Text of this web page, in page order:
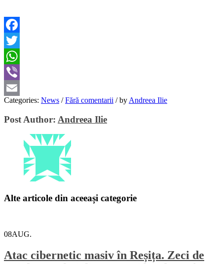
Facebook
Twitter
WhatsApp
Viber
Email
Categories: News / Fără comentarii /by Andreea Ilie
Post Author: Andreea Ilie
Alte articole din aceeași categorie
08AUG.
Atac cibernetic masiv în Reșița. Zeci de